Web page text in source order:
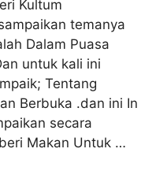
Kultum
temanya
Dalam Puasa
untuk kali ini
Tentang
Berbuka .dan ini In
secara
Makan Untuk …